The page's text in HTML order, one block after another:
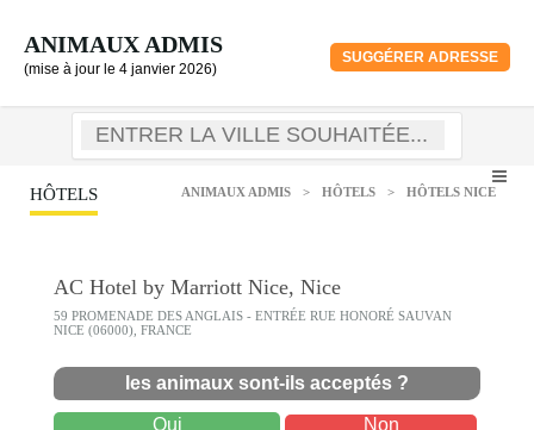
ANIMAUX ADMIS
(mise à jour le 4 janvier 2026)
SUGGÉRER ADRESSE
HÔTELS ANIMAUX ADMIS > HÔTELS > HÔTELS NICE
AC Hotel by Marriott Nice, Nice
59 PROMENADE DES ANGLAIS - ENTRÉE RUE HONORÉ SAUVAN
NICE (06000), FRANCE
les animaux sont-ils acceptés ?
Oui Non